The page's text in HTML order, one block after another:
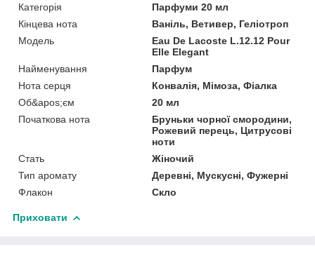
Категорія
Парфуми 20 мл
Кінцева нота
Ваніль, Ветивер, Геліотроп
Мoдель
Eau De Lacoste L.12.12 Pour
Elle Elegant
Найменування
Парфум
Нота серця
Конвалія, Мімоза, Фіалка
Об&apos;єм
20 мл
Початкова нота
Бруньки чорної смородини,
Рожевий перець, Цитрусові
ноти
Стать
Жіночий
Тип аромату
Деревні, Мускусні, Фужерні
Флакон
Скло
Приховати